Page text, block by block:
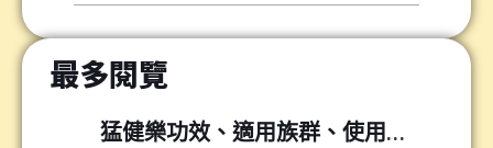
最多閱覽
猛健樂功效、適用族群、使用方式與常見問題